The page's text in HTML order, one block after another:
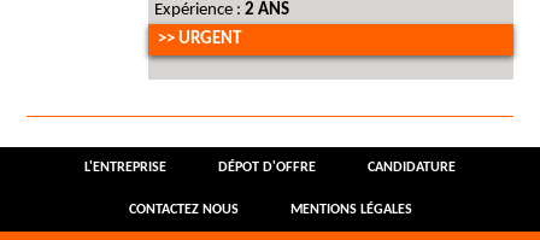
Expérience : 2 ANS
>> URGENT
L'ENTREPRISE DÉPOT D'OFFRE CANDIDATURE
CONTACTEZ NOUS MENTIONS LÉGALES